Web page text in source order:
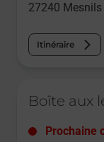
27240
Itinéraire
Boîte aux
Prochaine